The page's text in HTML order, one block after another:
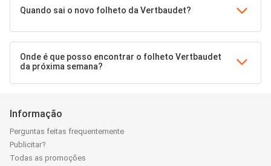
Quando sai o novo folheto da Vertbaudet?
Onde é que posso encontrar o folheto Vertbaudet
da próxima semana?
Informação
Perguntas feitas frequentemente
Publicitar?
Todas as promoções